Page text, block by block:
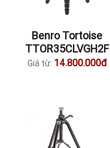
Benro Tortoise
TTOR35CLVGH2F
Giá từ: 14.800.000đ